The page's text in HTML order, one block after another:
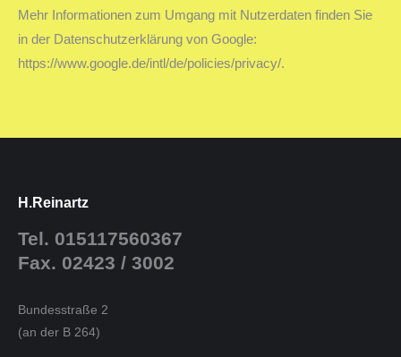
Mehr Informationen zum Umgang mit Nutzerdaten finden Sie
in der Datenschutzerklärung von Google:
https://www.google.de/intl/de/policies/privacy/.
H.Reinartz
Tel. 015117560367
Fax. 02423 / 3002
Bundesstraße 2
(an der B 264)